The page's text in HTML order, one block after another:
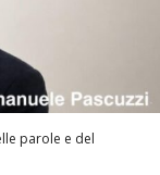
parole e del